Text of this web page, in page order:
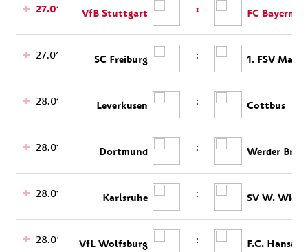
27.01. VfB Stuttgart : FC Bayern
27.01. SC Freiburg : 1. FSV
28.01. Leverkusen : Cottbus
28.01. Dortmund : Werder
28.01. Karlsruhe : SV W.
28.01. VfL Wolfsburg : F.C. Hansa